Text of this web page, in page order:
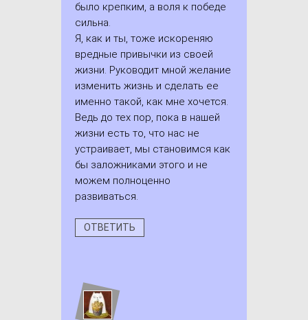
было крепким, а воля к победе
сильна.
Я, как и ты, тоже искореняю
вредные привычки из своей
жизни. Руководит мной желание
изменить жизнь и сделать ее
именно такой, как мне хочется.
Ведь до тех пор, пока в нашей
жизни есть то, что нас не
устраивает, мы становимся как
бы заложниками этого и не
можем полноценно
развиваться.
ОТВЕТИТЬ